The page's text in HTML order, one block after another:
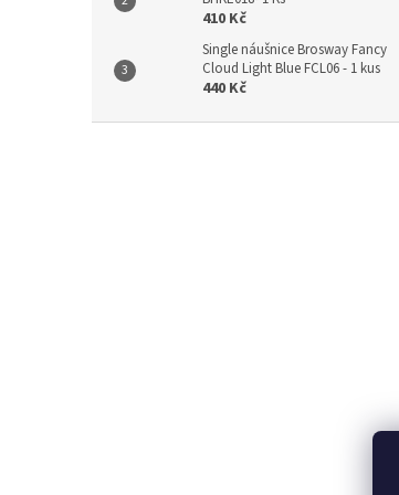
410 Kč
Single náušnice Brosway Fancy
Cloud Light Blue FCL06 - 1 kus
440 Kč